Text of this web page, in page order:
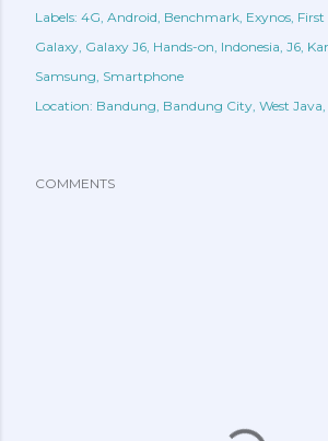
Labels: 4G Android Benchmark Exynos First
Galaxy Galaxy J6 Hands-on Indonesia J6
Samsung Smartphone
Location: Bandung, Bandung City, West Java,
COMMENTS